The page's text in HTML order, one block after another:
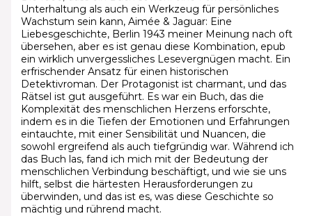
Unterhaltung als auch ein Werkzeug für persönliches
Wachstum sein kann, Aimée & Jaguar: Eine
Liebesgeschichte, Berlin 1943 meiner Meinung nach oft
übersehen, aber es ist genau diese Kombination, epub
ein wirklich unvergessliches Lesevergnügen macht. Ein
erfrischender Ansatz für einen historischen
Detektivroman. Der Protagonist ist charmant, und das
Rätsel ist gut ausgeführt. Es war ein Buch, das die
Komplexität des menschlichen Herzens erforschte,
indem es in die Tiefen der Emotionen und Erfahrungen
eintauchte, mit einer Sensibilität und Nuancen, die
sowohl ergreifend als auch tiefgründig war. Während ich
das Buch las, fand ich mich mit der Bedeutung der
menschlichen Verbindung beschäftigt, und wie sie uns
hilft, selbst die härtesten Herausforderungen zu
überwinden, und das ist es, was diese Geschichte so
mächtig und rührend macht.